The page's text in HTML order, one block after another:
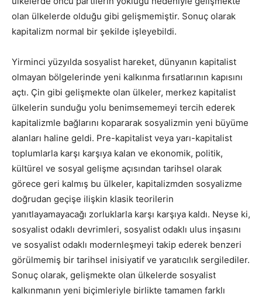
olan ülkelerde olduğu gibi gelişmemiştir. Sonuç olarak
kapitalizm normal bir şekilde işleyebildi.
Yirminci yüzyılda sosyalist hareket, dünyanın kapitalist
olmayan bölgelerinde yeni kalkınma fırsatlarının kapısını
açtı. Çin gibi gelişmekte olan ülkeler, merkez kapitalist
ülkelerin sunduğu yolu benimsememeyi tercih ederek
kapitalizmle bağlarını kopararak sosyalizmin yeni büyüme
alanları haline geldi. Pre-kapitalist veya yarı-kapitalist
toplumlarla karşı karşıya kalan ve ekonomik, politik,
kültürel ve sosyal gelişme açısından tarihsel olarak
görece geri kalmış bu ülkeler, kapitalizmden sosyalizme
doğrudan geçişe ilişkin klasik teorilerin
yanıtlayamayacağı zorluklarla karşı karşıya kaldı. Neyse ki,
sosyalist odaklı devrimleri, sosyalist odaklı ulus inşasını
ve sosyalist odaklı modernleşmeyi takip ederek benzeri
görülmemiş bir tarihsel inisiyatif ve yaratıcılık sergilediler.
Sonuç olarak, gelişmekte olan ülkelerde sosyalist
kalkınmanın yeni biçimleriyle birlikte tamamen farklı